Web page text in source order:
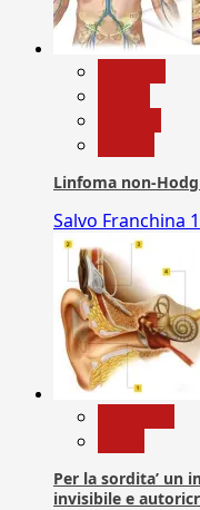
Linfoma non-
Salvo Franchina
Per la sordita’ un
invisibile e